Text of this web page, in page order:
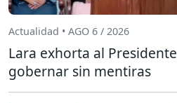
Actualidad • AGO 6 / 2026
Lara exhorta al
gobernar sin mentiras